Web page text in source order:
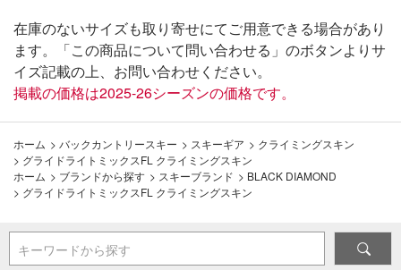
在庫のないサイズも取り寄せにてご用意できる場合があり
ます。「この商品について問い合わせる」のボタンよりサ
イズ記載の上、お問い合わせください。
掲載の価格は2025-26シーズンの価格です。
ホーム > バックカントリースキー > スキーギア > クライミングスキン
> グライドライトミックスFL クライミングスキン
ホーム > ブランドから探す > スキーブランド > BLACK DIAMOND
> グライドライトミックスFL クライミングスキン
キーワードから探す